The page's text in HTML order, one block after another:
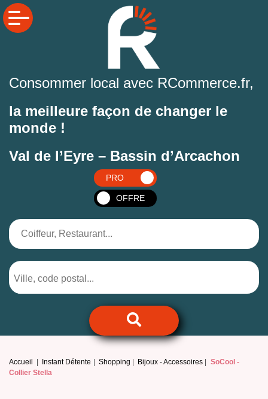
Consommer local avec RCommerce.fr,
la meilleure façon de changer le
monde !
Val de l’Eyre – Bassin d’Arcachon
PRO
OFFRE
Accueil Instant Détente Shopping Bijoux - Accessoires
SoCool -
Collier Stella